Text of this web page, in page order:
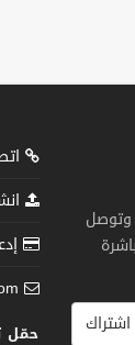
وتوصل
اشتراك
حمّل